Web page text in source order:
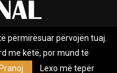
Marketing
përmirësuar përvojën tuaj.
me këtë, por mund të
Pranoj Lexo më tepër